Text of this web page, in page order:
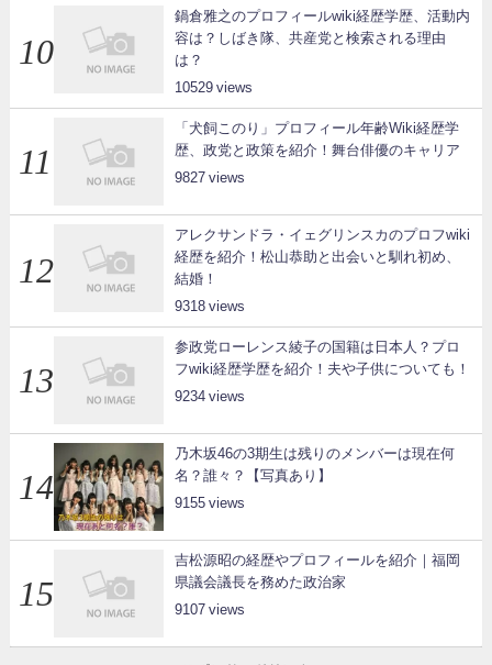
鍋倉雅之のプロフィールwiki経歴学歴、活動内
容は？しばき隊、共産党と検索される理由
は？
10529
「犬飼このり」プロフィール年齢Wiki経歴学
歴、政党と政策を紹介！舞台俳優のキャリア
9827
アレクサンドラ・イェグリンスカのプロフwiki
経歴を紹介！松山恭助と出会いと馴れ初め、
結婚！
9318
参政党ローレンス綾子の国籍は日本人？プロ
フwiki経歴学歴を紹介！夫や子供についても！
9234
乃木坂46の3期生は残りのメンバーは現在何
名？誰々？【写真あり】
9155
吉松源昭の経歴やプロフィールを紹介｜福岡
県議会議長を務めた政治家
9107